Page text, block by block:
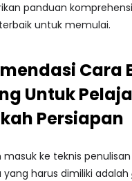
panduan
untuk memulai.
Cara
Untuk
Persiapan
masuk ke teknis
harus dimiliki adalah